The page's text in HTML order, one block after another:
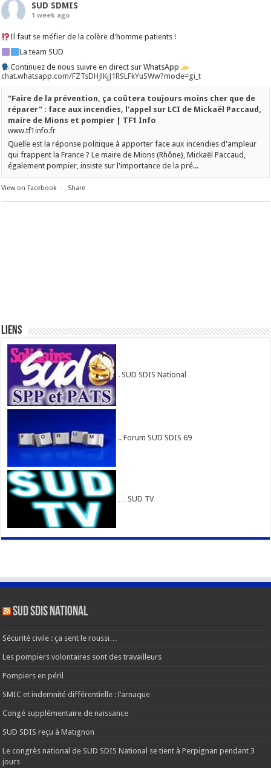
SUD SDMIS
1 week ago
Il faut se méfier de la colère d'homme patients !
La team SUD
Continuez de nous suivre en direct sur WhatsApp
chat.whatsapp.com/FZTsDHJlKjJ1RSLFkYuSWw?mode=gi_t
"Faire de la prévention, ça coûtera toujours moins cher que de
réparer" : face aux incendies, l'appel sur LCI de Mickaël Paccaud,
maire de Mions et pompier | TF1 Info
www.tf1info.fr
Quelle est la réponse politique à apporter face aux incendies d'ampleur
qui frappent la France ? Le maire de Mions (Rhône), Mickaël Paccaud,
également pompier, insiste sur l'importance de la pré...
View on Facebook · Share
Liens
. SUD SDIS National
.. Forum SUD SDIS 69
… SUD TV
SUD SDIS national
Sécurité civile : ça sent le roussi…
Les pompiers volontaires sont des travailleurs
Pompiers en péril
SMIC et indemnité différentielle : l’arnaque
Congé supplémentaire de naissance
SUD SDIS reçu à Matignon
Le congrès national de SUD SDIS National se tient à Perpignan pendant 3
jours